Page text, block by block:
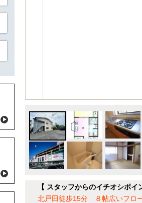
【 スタッフからのイチオシポイ
北戸田徒歩15分 ８帖広いフ